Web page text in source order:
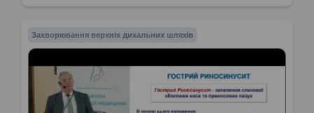
Захворювання верхніх дихальних шляхів